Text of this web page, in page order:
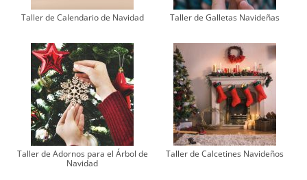
Taller de Calendario de Navidad Taller de Galletas Navideñas
Taller de Adornos para el Árbol de
Navidad
Taller de Calcetines Navideños